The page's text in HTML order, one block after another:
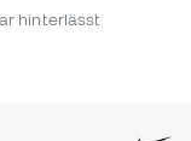
hinterlässt